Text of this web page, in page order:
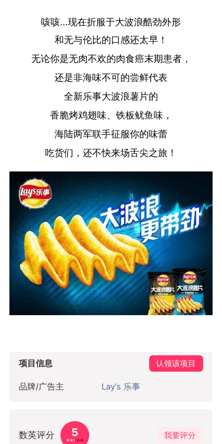
咳咳…现在折服于大波浪酷劲外形
和无与伦比的口感还太早！
无论你是无肉不欢的肉食癌末期患者，
还是非海味不可的尝鲜代表
全新乐事大波浪薯片的
香脆烤鸡翅味、铁板鱿鱼味，
海陆两军联手征服你的味蕾
吃货们，还不快来场舌尖之旅！
项目信息 认领该项目
品牌/广告主 Lay‘s 乐事
数英评分 5 我要评分